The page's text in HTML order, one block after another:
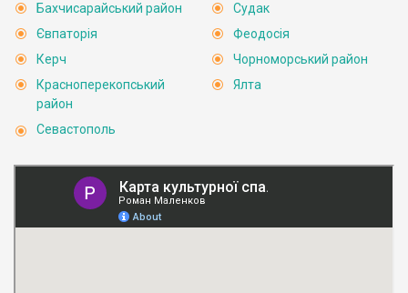
Бахчисарайський район
Євпаторія
Керч
Красноперекопський
район
Севастополь
Судак
Феодосія
Чорноморський район
Ялта